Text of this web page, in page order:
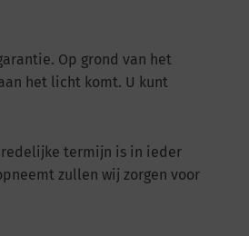
Op grond van het
het licht komt. U kunt
redelijke termijn is in ieder
zullen wij zorgen voor